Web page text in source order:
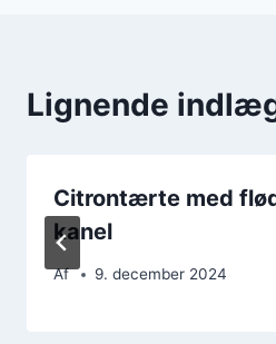
Lignende
Citrontærte med
kanel
Af 9. december 2024